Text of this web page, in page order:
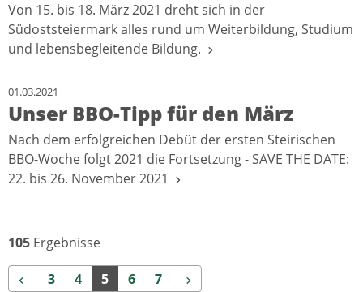
Von 15. bis 18. März 2021 dreht sich in der
Südoststeiermark alles rund um Weiterbildung, Studium
und lebensbegleitende Bildung.
01.03.2021
Unser BBO-Tipp für den März
Nach dem erfolgreichen Debüt der ersten Steirischen
BBO-Woche folgt 2021 die Fortsetzung - SAVE THE DATE:
22. bis 26. November 2021
105 Ergebnisse
Zurück
3 4 5 6 7 Weiter